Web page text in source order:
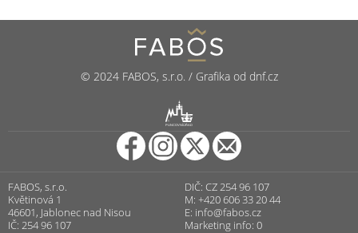
© 2024 FABOS, s.r.o. / Grafika od dnf.cz
PUNCOVNÍ ÚŘAD
FABOS, s.r.o.
Květinová 1
46601, Jablonec nad Nisou
IČ: 254 96 107
DIČ: CZ 254 96 107
M: +420 606 33 20 44
E: info@fabos.cz
Marketing info: 0